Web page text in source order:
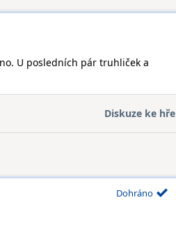
U posledních pár truhliček a
Diskuze ke hře
Dohráno